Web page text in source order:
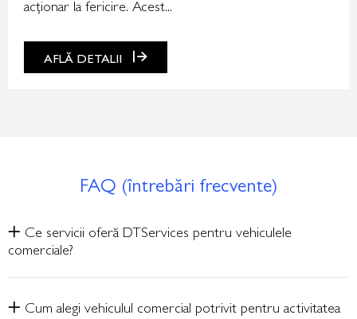
acționar la fericire. Acest...
AFLĂ DETALII
FAQ (întrebări frecvente)
Ce servicii oferă DTServices pentru vehiculele
comerciale?
Cum alegi vehiculul comercial potrivit pentru activitatea